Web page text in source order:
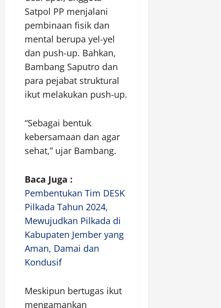
Satpol PP menjalani
pembinaan fisik dan
mental berupa yel-yel
dan push-up. Bahkan,
Bambang Saputro dan
para pejabat struktural
ikut melakukan push-up.
“Sebagai bentuk
kebersamaan dan agar
sehat,” ujar Bambang.
Baca Juga :
Pembentukan Tim DESK
Pilkada Tahun 2024,
Mewujudkan Pilkada di
Kabupaten Jember yang
Aman, Damai dan
Kondusif
Meskipun bertugas ikut
mengamankan